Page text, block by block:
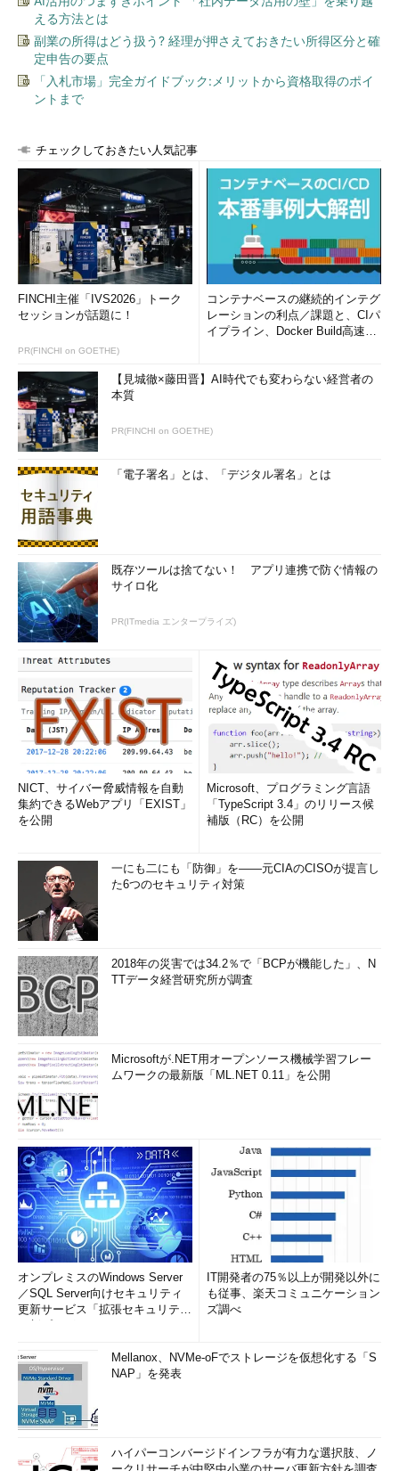
える方法とは
副業の所得はどう扱う? 経理が押さえておきたい所得区分と確
定申告の要点
「入札市場」完全ガイドブック:メリットから資格取得のポイ
ントまで
チェックしておきたい人気記事
FINCHI主催「IVS2026」トーク
セッションが話題に！
PR(FINCHI on GOETHE)
コンテナベースの継続的インテグ
レーションの利点／課題と、CIパ
イプライン、Docker Build高速化
【見城徹×藤田晋】AI時代でも変わらない経営者の
本質
PR(FINCHI on GOETHE)
「電子署名」とは、「デジタル署名」とは
既存ツールは捨てない！ アプリ連携で防ぐ情報の
サイロ化
PR(ITmedia エンタープライズ)
NICT、サイバー脅威情報を自動
集約できるWebアプリ「EXIST」
を公開
Microsoft、プログラミング言語
「TypeScript 3.4」のリリース候
補版（RC）を公開
一にも二にも「防御」を――元CIAのCISOが提言し
た6つのセキュリティ対策
2018年の災害では34.2％で「BCPが機能した」、N
TTデータ経営研究所が調査
Microsoftが.NET用オープンソース機械学習フレー
ムワークの最新版「ML.NET 0.11」を公開
オンプレミスのWindows Server
／SQL Server向けセキュリティ
更新サービス「拡張セキュリティ
IT開発者の75％以上が開発以外に
も従事、楽天コミュニケーション
ズ調べ
Mellanox、NVMe-oFでストレージを仮想化する「S
NAP」を発表
ハイパーコンバージドインフラが有力な選択肢、ノ